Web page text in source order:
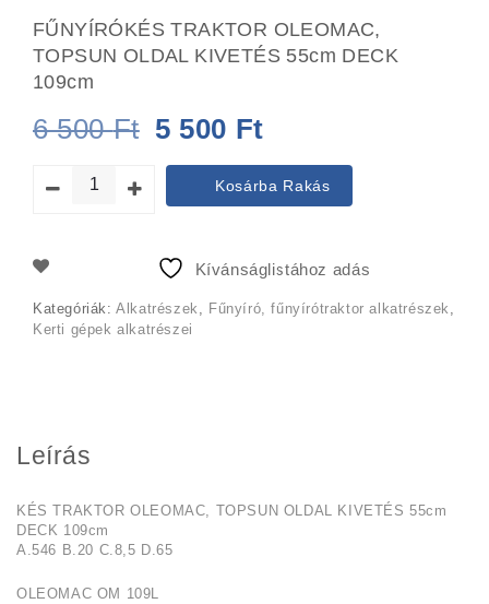
FŰNYÍRÓKÉS TRAKTOR OLEOMAC,
TOPSUN OLDAL KIVETÉS 55cm DECK
109cm
6 500Ft Original
price
was:
6
5 500 Ft
price
is:
Kosárba Rakás
Kívánságlistához adás
Kategóriák:Alkatrészek Fűnyíró, fűnyírótraktor alkatrészek
Kerti gépek alkatrészei
Leírás
KÉS TRAKTOR OLEOMAC, TOPSUN OLDAL KIVETÉS 55cm
DECK 109cm
A.546 B.20 C.8,5 D.65
OLEOMAC OM 109L